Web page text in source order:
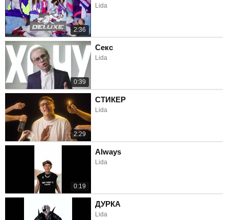
2:36
Lida
0:39
Секс
Lida
2:29
СТИКЕР
Lida
0:19
Always
Lida
ДУРКА
Lida